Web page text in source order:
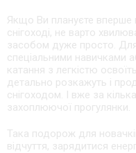
Якщо Ви плануєте вперше
снігоході, не варто
засобом дуже просто.
спеціальними навичками
катання з легкістю
детально розкажуть і
снігоходом. І вже за
захоплюючої прогулянки.
Така подорож для
відчуття, зарядитися